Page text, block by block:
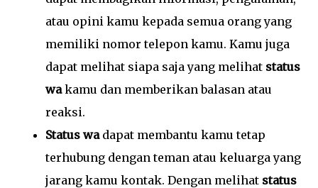
atau opini kamu kepada semua orang yang
memiliki nomor telepon kamu. Kamu juga
dapat melihat siapa saja yang melihat status
wakamu dan memberikan balasan atau
reaksi.
Status wadapat membantu kamu tetap
terhubung dengan teman atau keluarga yang
jarang kamu kontak. Dengan melihat status